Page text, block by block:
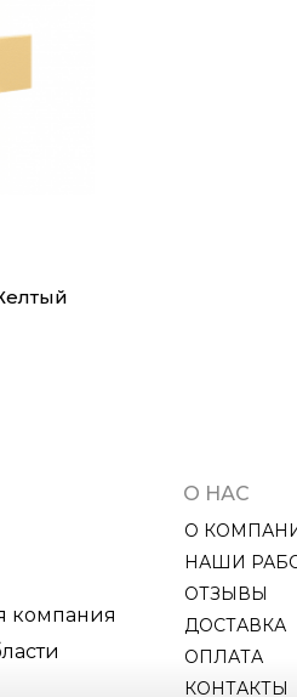
компания
О НАС
О
НАШИ
ОТЗЫВЫ
ДОСТАВКА
ОПЛАТА
КОНТАКТЫ